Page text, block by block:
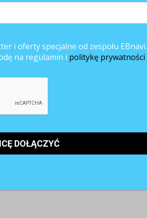
domem, rodziną i czasu dla siebie. Dzięki
odżywczych. Nie da się tego osiągnąć,
Jeśli nasza dieta dostarcza nam
których potrzebuje organizm, czyli
dlatego powinniśmy korzystać z szerokiego
czy odnajdujemy w nich coś
i oferty specjalne od zespołu EBnavi.
na regulamin i politykę prywatności